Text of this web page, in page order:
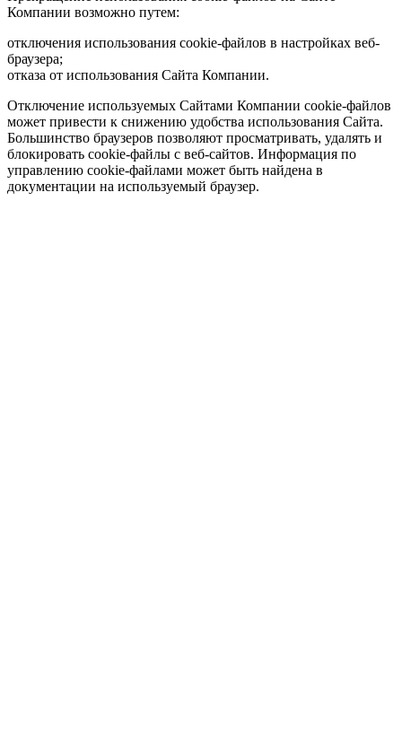
Компании возможно путем:
отключения использования cookie-файлов в настройках веб-
браузера;
отказа от использования Сайта Компании.
Отключение используемых Сайтами Компании cookie-файлов
может привести к снижению удобства использования Сайта.
Большинство браузеров позволяют просматривать, удалять и
блокировать cookie-файлы c веб-сайтов. Информация по
управлению cookie-файлами может быть найдена в
документации на используемый браузер.